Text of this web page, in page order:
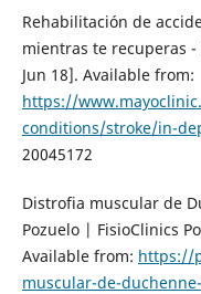
Rehabilitación de
mientras te recuperas
Jun 18]. Available from:
https://
conditions/stroke/in-
20045172
Distrofia muscular de
Pozuelo | FisioClinics
Available from: https://
muscular-de-